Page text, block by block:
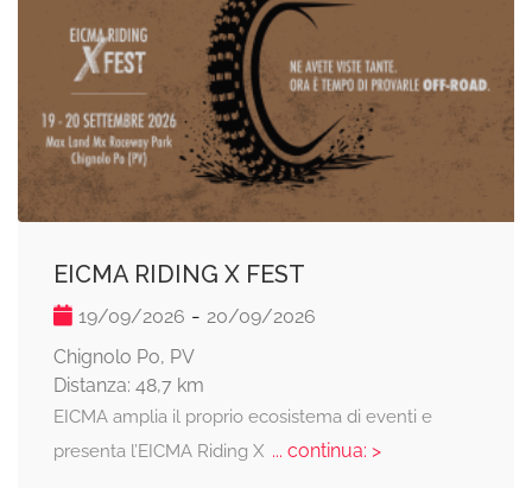
EICMA RIDING X FEST
19/09/2026 - 20/09/2026
Chignolo Po, PV
Distanza: 48,7 km
EICMA amplia il proprio ecosistema di eventi e
presenta l’EICMA Riding X... continua: >